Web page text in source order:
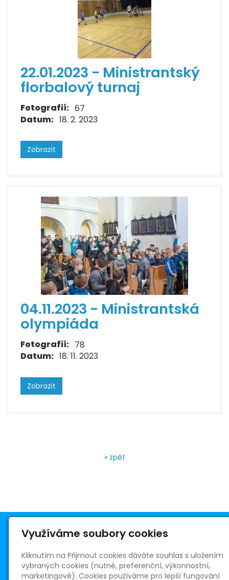
22.01.2023 - Ministrantský
florbalový turnaj
Fotografií: 67
Datum: 18. 2. 2023
Zobrazit
04.11.2023 - Ministrantská
olympiáda
Fotografií: 78
Datum: 18. 11. 2023
Zobrazit
« zpět
Římskokatolická farnost Telnice
Masarykovo nám. 5
Využíváme soubory cookies
Kliknutím na Přijmout cookies dáváte souhlas s uložením
vybraných cookies (nutné, preferenční, výkonnostní,
marketingové). Cookies používáme pro lepší fungování